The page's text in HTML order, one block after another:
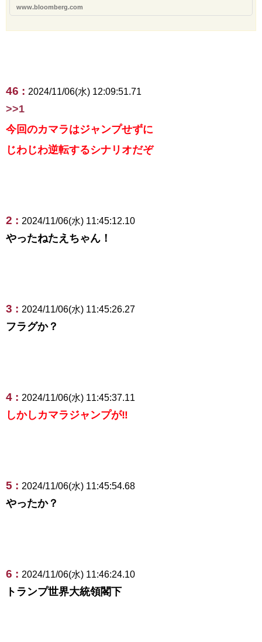
www.bloomberg.com
46 : 2024/11/06(水) 12:09:51.71
>>1
今回のカマラはジャンプせずに
じわじわ逆転するシナリオだぞ
2 : 2024/11/06(水) 11:45:12.10
やったねたえちゃん！
3 : 2024/11/06(水) 11:45:26.27
フラグか？
4 : 2024/11/06(水) 11:45:37.11
しかしカマラジャンプが‼
5 : 2024/11/06(水) 11:45:54.68
やったか？
6 : 2024/11/06(水) 11:46:24.10
トランプ世界大統領閣下